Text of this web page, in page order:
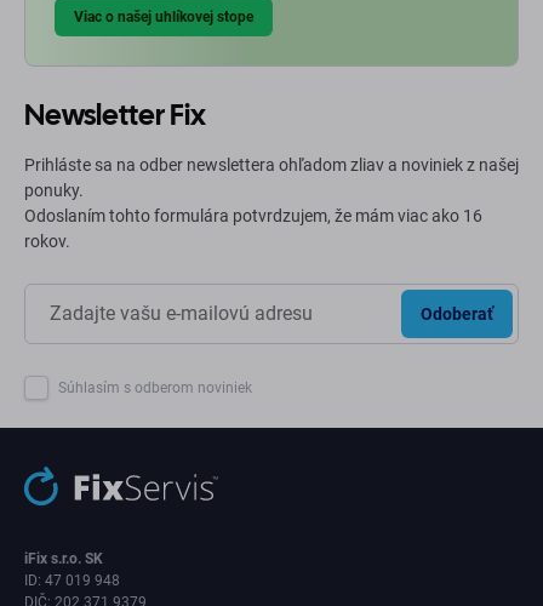
Viac o našej uhlíkovej stope
Newsletter Fix
Prihláste sa na odber newslettera ohľadom zliav a noviniek z našej
ponuky.
Odoslaním tohto formulára potvrdzujem, že mám viac ako 16
rokov.
Odoberať
Súhlasím s odberom noviniek
iFix s.r.o. SK
ID: 47 019 948
DIČ: 202 371 9379